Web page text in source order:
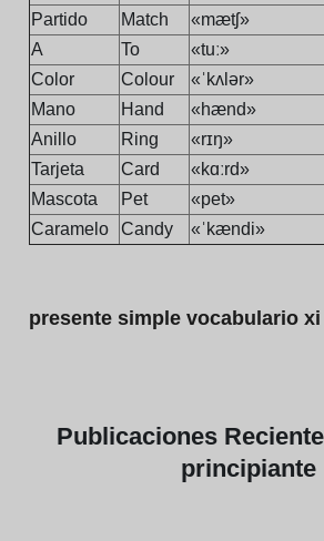
Partido
Match
«mætʃ»
A
To
«tuː»
Color
Colour
«ˈkʌlər»
Mano
Hand
«hænd»
Anillo
Ring
«rɪŋ»
Tarjeta
Card
«kɑːrd»
Mascota
Pet
«pet»
Caramelo
Candy «ˈkændi»
presente simple vocabulario xi
Publicaciones
principiante